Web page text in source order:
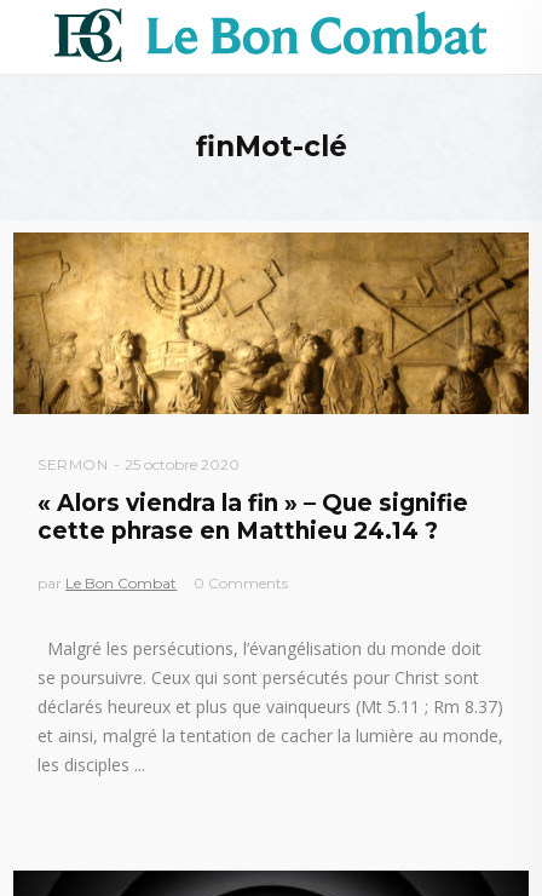
finMot-clé
SERMON 25 octobre 2020
« Alors viendra la fin » – Que signifie
cette phrase en Matthieu 24.14 ?
par Le Bon Combat 0 Comments
Malgré les persécutions, l’évangélisation du monde doit
se poursuivre. Ceux qui sont persécutés pour Christ sont
déclarés heureux et plus que vainqueurs (Mt 5.11 ; Rm 8.37)
et ainsi, malgré la tentation de cacher la lumière au monde,
les disciples